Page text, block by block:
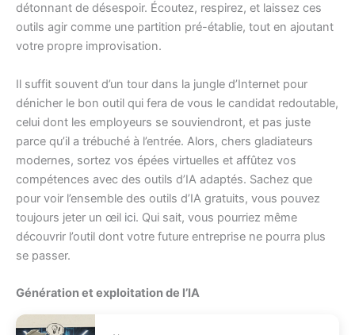
détonnant de désespoir. Écoutez, respirez, et laissez ces
outils agir comme une partition pré-établie, tout en ajoutant
votre propre improvisation.
Il suffit souvent d’un tour dans la jungle d’Internet pour
dénicher le bon outil qui fera de vous le candidat redoutable,
celui dont les employeurs se souviendront, et pas juste
parce qu’il a trébuché à l’entrée. Alors, chers gladiateurs
modernes, sortez vos épées virtuelles et affûtez vos
compétences avec des outils d’IA adaptés. Sachez que
pour voir l’ensemble des outils d’IA gratuits, vous pouvez
toujours jeter un œil ici. Qui sait, vous pourriez même
découvrir l’outil dont votre future entreprise ne pourra plus
se passer.
Génération et exploitation de l’IA